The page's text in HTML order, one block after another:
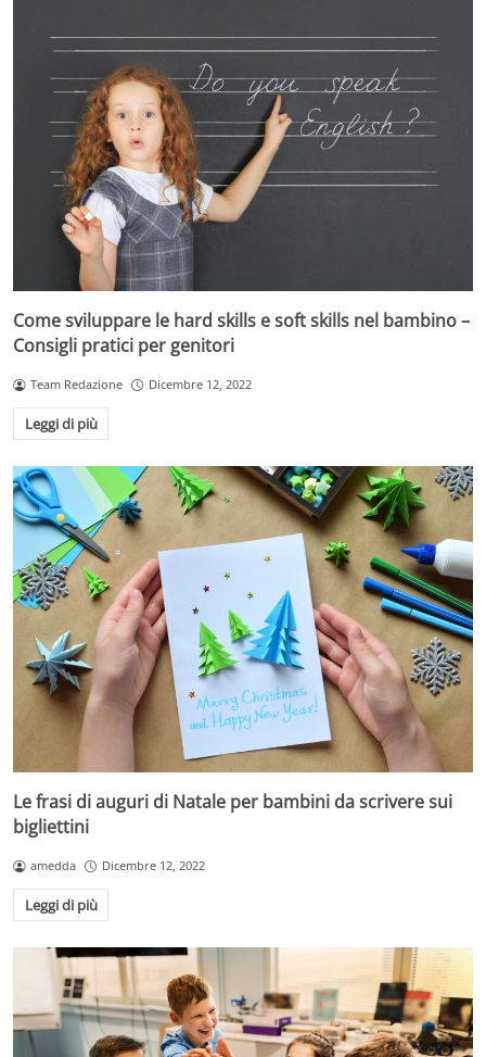
Come sviluppare le hard skills e soft skills nel bambino –
Consigli pratici per genitori
Team Redazione Dicembre 12, 2022
Leggi di più
Le frasi di auguri di Natale per bambini da scrivere sui
bigliettini
amedda Dicembre 12, 2022
Leggi di più